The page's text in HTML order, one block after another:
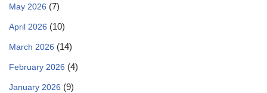
May 2026 (7)
April 2026 (10)
March 2026 (14)
February 2026 (4)
January 2026 (9)